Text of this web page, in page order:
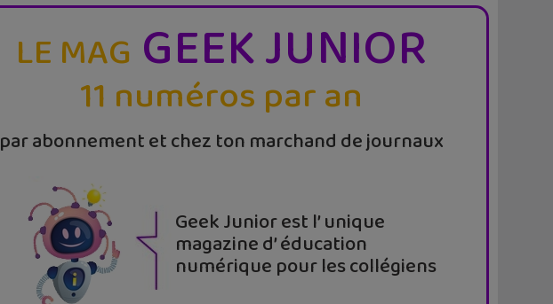
LE MAG GEEK JUNIOR
11 numéros par an
par abonnement et chez ton marchand de journaux
Geek Junior est l’ unique
magazine d’ éducation
numérique pour les collégiens